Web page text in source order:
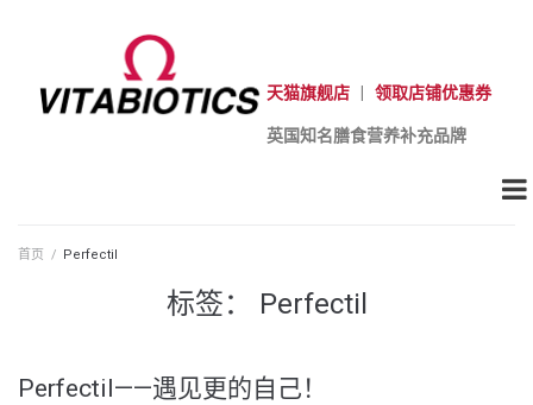
天猫旗舰店 领取店铺优惠券
英国知名膳食营养补充品牌
首页 / Perfectil
标签： Perfectil
Perfectil——遇见更的自己！